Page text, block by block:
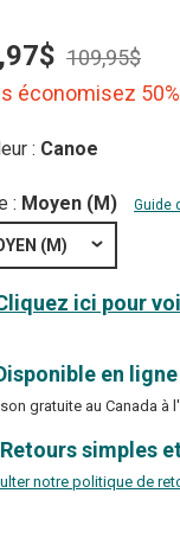
109,95$
économisez
: Canoe
: Moyen (M) Guide
(M)
ici pour
en ligne
gratuite au Canada à
Retours simples
notre politique de